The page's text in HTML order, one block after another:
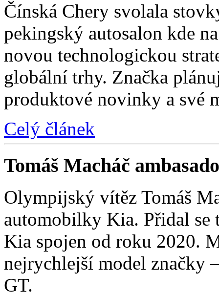
Čínská Chery svolala
pekingský autosalon kde
novou technologickou
globální trhy. Značka
produktové novinky a své
Celý článek
Tomáš Macháč
Olympijský vítěz Tomáš
automobilky Kia. Přidal se
Kia spojen od roku 2020.
nejrychlejší model značky
GT.